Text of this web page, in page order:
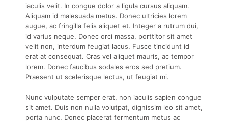
iaculis velit. In congue dolor a ligula cursus aliquam.
Aliquam id malesuada metus. Donec ultricies lorem
augue, ac fringilla felis aliquet et. Integer a rutrum dui,
id varius neque. Donec orci massa, porttitor sit amet
velit non, interdum feugiat lacus. Fusce tincidunt id
erat at consequat. Cras vel aliquet mauris, ac tempor
lorem. Donec faucibus sodales eros sed pretium.
Praesent ut scelerisque lectus, ut feugiat mi.
Nunc vulputate semper erat, non iaculis sapien congue
sit amet. Duis non nulla volutpat, dignissim leo sit amet,
porta nunc. Donec placerat fermentum metus ac